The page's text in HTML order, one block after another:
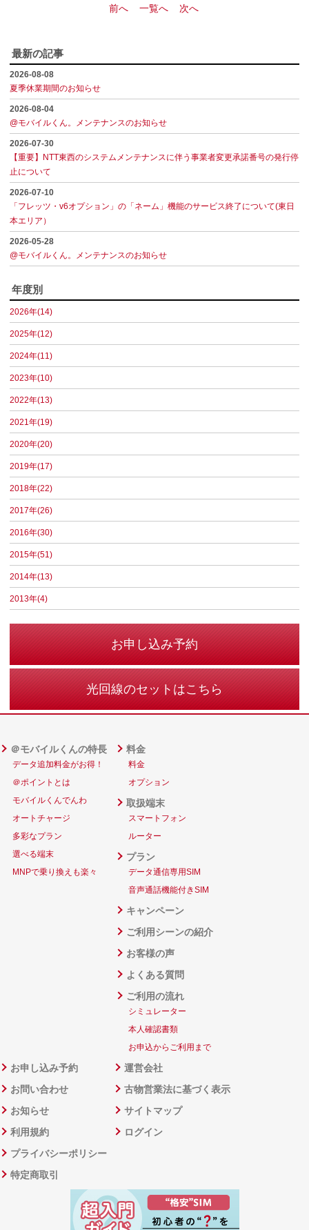
前へ 一覧へ 次へ
最新の記事
2026-08-08
夏季休業期間のお知らせ
2026-08-04
@モバイルくん。メンテナンスのお知らせ
2026-07-30
【重要】NTT東西のシステムメンテナンスに伴う事業者変更承諾番号の発行停
止について
2026-07-10
「フレッツ・v6オプション」の「ネーム」機能のサービス終了について(東日
本エリア）
2026-05-28
@モバイルくん。メンテナンスのお知らせ
年度別
2026年(14)
2025年(12)
2024年(11)
2023年(10)
2022年(13)
2021年(19)
2020年(20)
2019年(17)
2018年(22)
2017年(26)
2016年(30)
2015年(51)
2014年(13)
2013年(4)
お申し込み予約
光回線のセットはこちら
＠モバイルくんの特長
データ追加料金がお得！
＠ポイントとは
モバイルくんでんわ
オートチャージ
多彩なプラン
選べる端末
MNPで乗り換えも楽々
料金
料金
オプション
取扱端末
スマートフォン
ルーター
プラン
データ通信専用SIM
音声通話機能付きSIM
キャンペーン
ご利用シーンの紹介
お客様の声
よくある質問
ご利用の流れ
シミュレーター
本人確認書類
お申込からご利用まで
お申し込み予約
お問い合わせ
お知らせ
利用規約
プライバシーポリシー
特定商取引
運営会社
古物営業法に基づく表示
サイトマップ
ログイン